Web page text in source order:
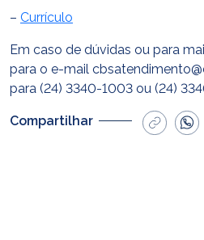
– Currículo
Em caso de dúvidas ou para
para o e-mail
para (24) 3340-1003 ou (24)
Compartilhar